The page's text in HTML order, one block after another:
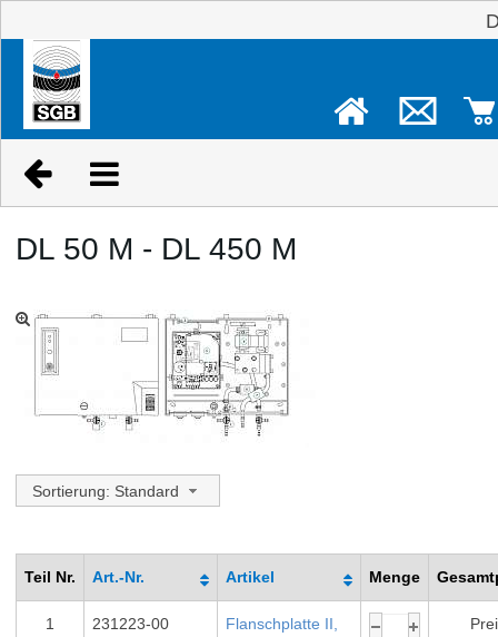
DL 50 M - DL 450 M
Sortierung: Standard
Teil Nr. Art.-Nr. Artikel Menge
1 231223-00
Flanschplatte II,